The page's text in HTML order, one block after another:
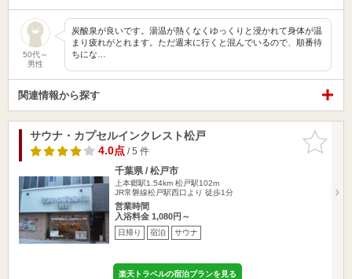
50代～
男性
炭酸泉が良いです。湯温が熱くなくゆっくりと浸かれて身体が温
まり疲れがとれます。ただ週末に行くと混んでいるので、順番待
ちにな…
関連情報から探す
お気に入
りに追加
サウナ・カプセルインクレスト松戸
4.0点/ 5 件
千葉県 / 松戸市
上本郷駅1.54km 松戸駅102m
JR常磐線松戸駅西口より 徒歩1分
営業時間
入浴料金 1,080円～
日帰り 宿泊 サウナ
楽天トラベルの宿泊プランを見る